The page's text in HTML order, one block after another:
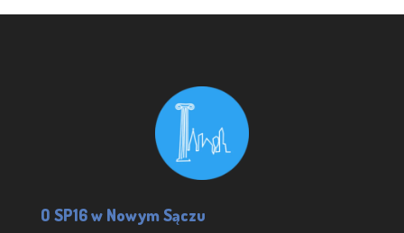
O SP16 w Nowym Sączu